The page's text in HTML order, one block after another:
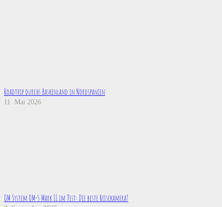
Roadtrip durchs Baskenland in Nordspanien
11. Mai 2026
OM System OM-5 Mark II im Test: Die beste Reisekamera?